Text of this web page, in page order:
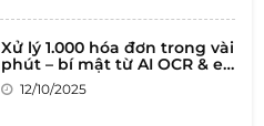
Xử lý 1.000 hóa đơn trong vài
phút – bí mật từ AI OCR & e-
Invoice
12/10/2025